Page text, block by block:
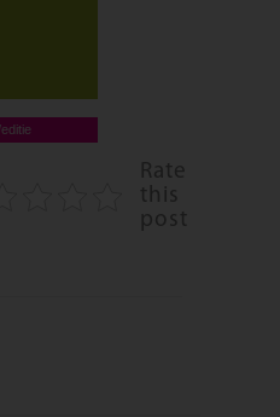
Rate
this
post